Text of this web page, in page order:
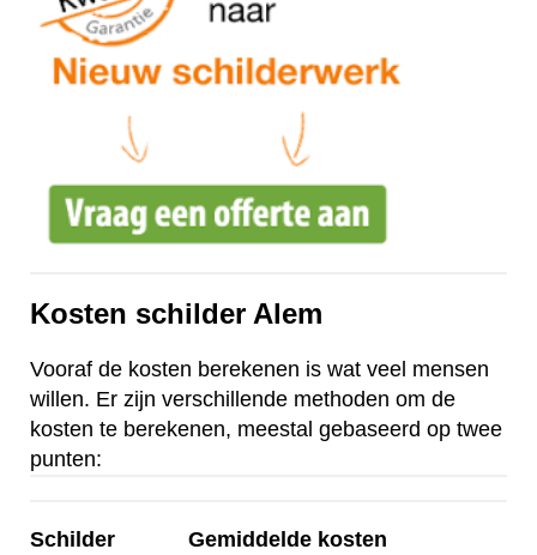
Kosten schilder Alem
Vooraf de kosten berekenen is wat veel mensen
willen. Er zijn verschillende methoden om de
kosten te berekenen, meestal gebaseerd op twee
punten:
Schilder
Gemiddelde kosten